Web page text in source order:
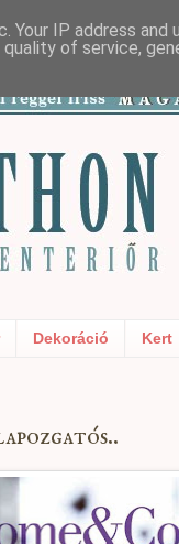
Dekoráció Kert
Your IP address and
of service,